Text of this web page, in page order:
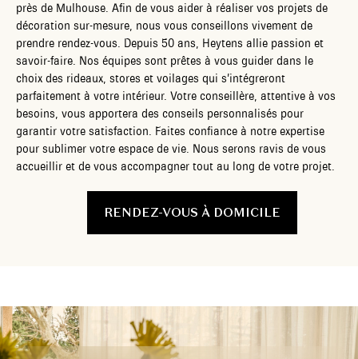
près de Mulhouse. Afin de vous aider à réaliser vos projets de
décoration sur-mesure, nous vous conseillons vivement de
prendre rendez-vous. Depuis 50 ans, Heytens allie passion et
savoir-faire. Nos équipes sont prêtes à vous guider dans le
choix des rideaux, stores et voilages qui s’intégreront
parfaitement à votre intérieur. Votre conseillère, attentive à vos
besoins, vous apportera des conseils personnalisés pour
garantir votre satisfaction. Faites confiance à notre expertise
pour sublimer votre espace de vie. Nous serons ravis de vous
accueillir et de vous accompagner tout au long de votre projet.
RENDEZ-VOUS À DOMICILE